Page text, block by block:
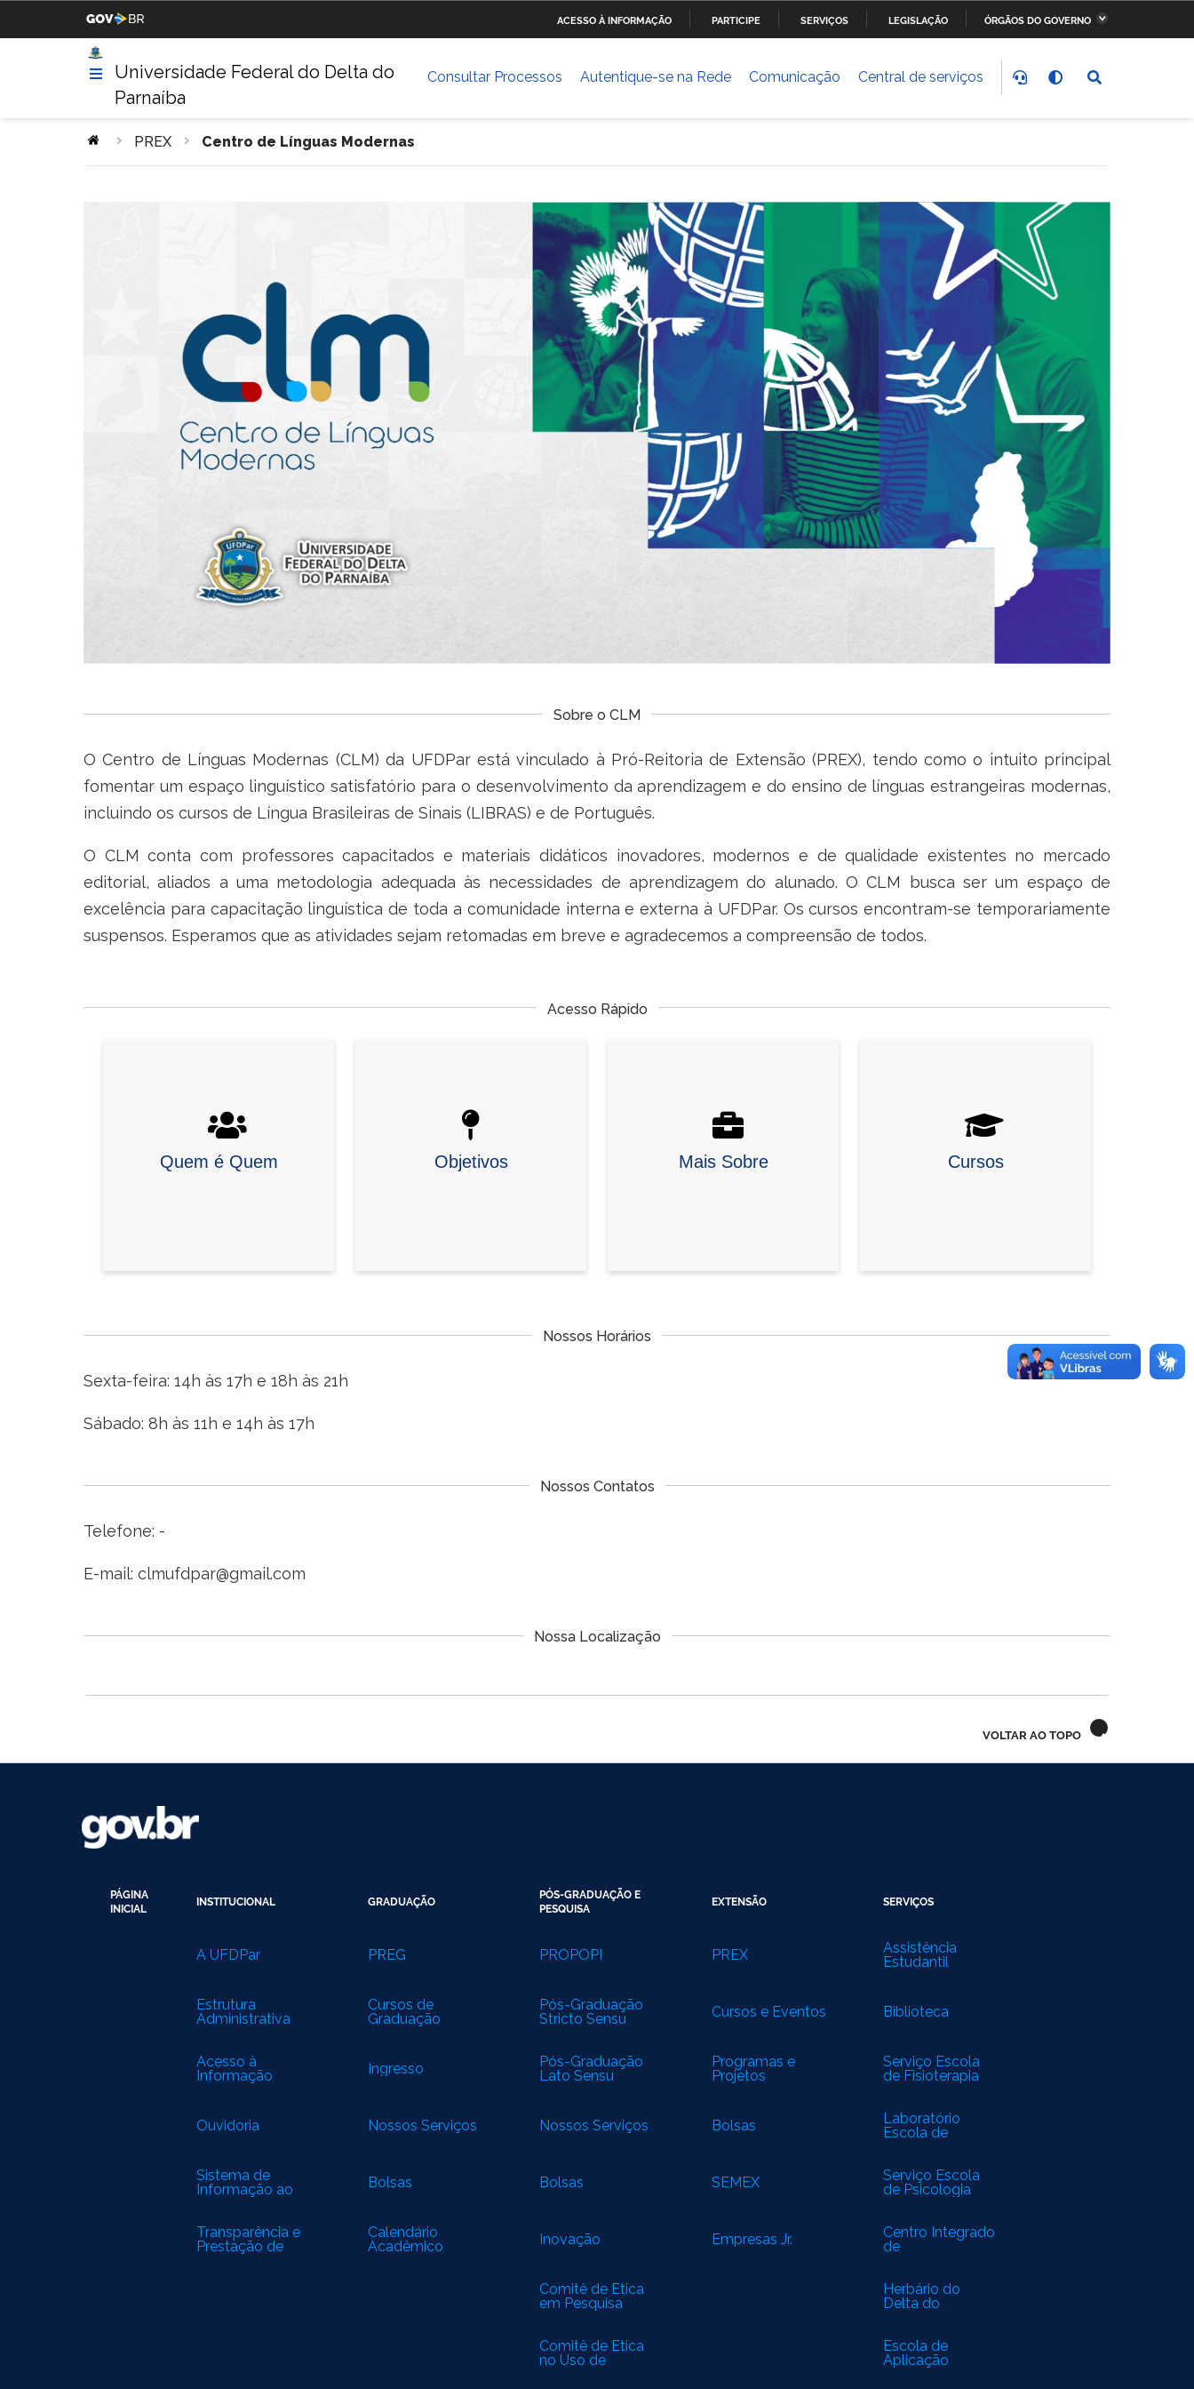
PARA
ACESSO À INFORMAÇÃO PARTICIPE SERVIÇOS LEGISLAÇÃO
ÓRGÃOS DO GOVERNO
República
Ministério da Agricultura,
Ministério da Saúde
Comunicações
Ministério da Transparência
e Controladoria-Geral da
União
Ministério dos Direitos
Secretaria-Geral da
Presidência da República
Gabinete de Segurança
Advocacia-Geral da União
Consultar Processos Autentique-se na Rede Comunicação Central de serviços
Universidade Federal do Delta do
Parnaíba
PREX Centro de Línguas Modernas
Sobre o CLM
O Centro de Línguas Modernas (CLM) da UFDPar está vinculado à Pró-Reitoria de Extensão (PREX), tendo como o intuito principal
fomentar um espaço linguístico satisfatório para o desenvolvimento da aprendizagem e do ensino de línguas estrangeiras modernas,
incluindo os cursos de Língua Brasileiras de Sinais (LIBRAS) e de Português.
O CLM conta com professores capacitados e materiais didáticos inovadores, modernos e de qualidade existentes no mercado
editorial, aliados a uma metodologia adequada às necessidades de aprendizagem do alunado. O CLM busca ser um espaço de
excelência para capacitação linguística de toda a comunidade interna e externa à UFDPar. Os cursos encontram-se temporariamente
suspensos. Esperamos que as atividades sejam retomadas em breve e agradecemos a compreensão de todos.
Acesso Rápido
Quem é Quem Objetivos Mais Sobre Cursos
Nossos Horários
Sexta-feira: 14h às 17h e 18h às 21h
Sábado: 8h às 11h e 14h às 17h
Nossos Contatos
Telefone: -
E-mail: clmufdpar@gmail.com
Nossa Localização
VOLTAR AO TOPO
PÁGINA
INICIAL
INSTITUCIONAL
A UFDPar
Estrutura
Administrativa
Acesso à
Informação
Ouvidoria
Sistema de
Informação ao
Transparência e
Prestação de
GRADUAÇÃO
PREG
Cursos de
Graduação
Ingresso
Nossos Serviços
Bolsas
Calendário
Acadêmico
PÓS-GRADUAÇÃO E
PESQUISA
PROPOPI
Pós-Graduação
Stricto Sensu
Pós-Graduação
Lato Sensu
Nossos Serviços
Bolsas
Inovação
Comitê de Ética
em Pesquisa
Comitê de Ética
no Uso de
EXTENSÃO
PREX
Cursos e Eventos
Programas e
Projetos
Bolsas
SEMEX
Empresas Jr.
SERVIÇOS
Assistência
Estudantil
Biblioteca
Serviço Escola
de Fisioterapia
Laboratório
Escola de
Serviço Escola
de Psicologia
Centro Integrado
de
Herbário do
Delta do
Escola de
Aplicação